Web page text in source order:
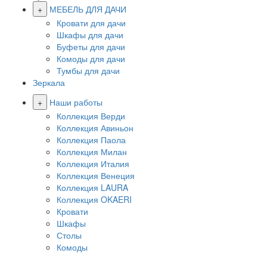
+
МЕБЕЛЬ ДЛЯ ДАЧИ
Кровати для дачи
Шкафы для дачи
Буфеты для дачи
Комоды для дачи
Тумбы для дачи
Зеркала
+
Наши работы
Коллекция Верди
Коллекция Авиньон
Коллекция Паола
Коллекция Милан
Коллекция Италия
Коллекция Венеция
Коллекция LAURA
Коллекция OKAERI
Кровати
Шкафы
Столы
Комоды